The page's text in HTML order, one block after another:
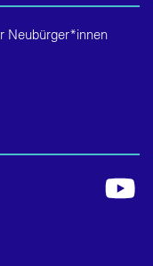
Neubürger*innen